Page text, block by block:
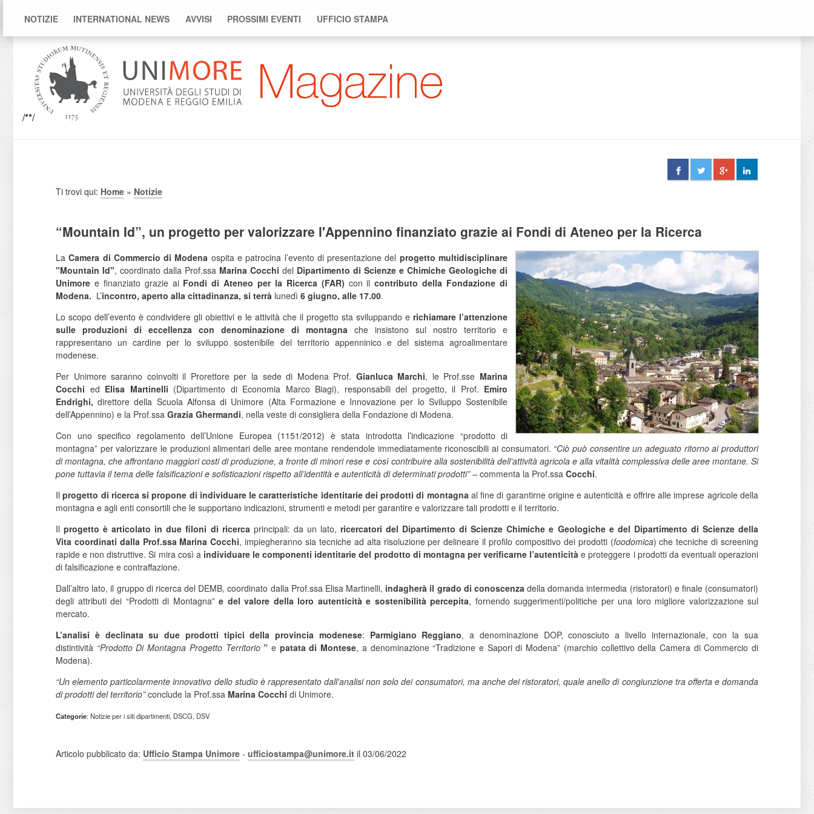
NOTIZIE INTERNATIONAL NEWS AVVISI PROSSIMI EVENTI UFFICIO STAMPA
/**/
Ti trovi qui: Home » Notizie
“Mountain Id”, un progetto per valorizzare l'Appennino finanziato grazie ai Fondi di Ateneo per la Ricerca
LaCamera di Commercio di Modena ospita e patrocina l’evento di presentazione del progetto multidisciplinare
"Mountain Id", coordinato dalla Prof.ssa Marina Cocchi del Dipartimento di Scienze e Chimiche Geologiche di
Unimore e finanziato grazie ai Fondi di Ateneo per la Ricerca (FAR) con ilcontributo della Fondazione di
Modena. L’incontro, aperto alla cittadinanza, si terrà lunedì 6 giugno, alle 17.00.
Lo scopo dell’evento è condividere gli obiettivi e le attività che il progetto sta sviluppando e richiamare l’attenzione
sulle produzioni di eccellenza con denominazione di montagna che insistono sul nostro territorio e
rappresentano un cardine per lo sviluppo sostenibile del territorio appenninico e del sistema agroalimentare
modenese.
Per Unimore saranno coinvolti il Prorettore per la sede di Modena Prof. Gianluca Marchi, le Prof.sse Marina
Cocchi ed Elisa Martinelli (Dipartimento di Economia Marco Biagi), responsabili del progetto, il Prof. Emiro
Endrighi,direttore della Scuola Alfonsa di Unimore (Alta Formazione e Innovazione per lo Sviluppo Sostenibile
dell’Appennino) e la Prof.ssa Grazia Ghermandi, nella veste di consigliera della Fondazione di Modena.
Con uno specifico regolamento dell’Unione Europea (1151/2012) è stata introdotta l’indicazione “prodotto di
montagna” per valorizzare le produzioni alimentari delle aree montane rendendole immediatamente riconoscibili ai consumatori. “Ciò può consentire un adeguato ritorno ai produttori
di montagna, che affrontano maggiori costi di produzione, a fronte di minori rese e così contribuire alla sostenibilità dell’attività agricola e alla vitalità complessiva delle aree montane. Si
pone tuttavia il tema delle falsificazioni e sofisticazioni rispetto all’identità e autenticità di determinati prodotti” – commenta la Prof.ssa Cocchi.
Ilprogetto di ricerca si propone di individuare le caratteristiche identitarie dei prodotti di montagnaal fine di garantirne origine e autenticità e offrire alle imprese agricole della
montagna e agli enti consortili che le supportano indicazioni, strumenti e metodi per garantire e valorizzare tali prodotti e il territorio.
Ilprogetto è articolato in due filoni di ricercaprincipali: da un lato,ricercatori del Dipartimento di Scienze Chimiche e Geologiche e del Dipartimento di Scienze della
Vita coordinati dalla Prof.ssa Marina Cocchi, impiegheranno sia tecniche ad alta risoluzione per delineare il profilo compositivo dei prodotti (foodomica) che tecniche di screening
rapide e non distruttive. Si mira così a individuare le componenti identitarie del prodotto di montagna per verificarne l’autenticità e proteggere i prodotti da eventuali operazioni
di falsificazione e contraffazione.
Dall’altro lato, il gruppo di ricerca del DEMB, coordinato dalla Prof.ssa Elisa Martinelli, indagherà il grado di conoscenzadella domanda intermedia (ristoratori) e finale (consumatori)
degli attributi dei “Prodotti di Montagna” e del valore della loro autenticità e sostenibilità percepita, fornendo suggerimenti/politiche per una loro migliore valorizzazione sul
mercato.
L’analisi è declinata su due prodotti tipici della provincia modenese: Parmigiano Reggiano, a denominazione DOP, conosciuto a livello internazionale, con la sua
distintività “Prodotto Di Montagna Progetto Territorio ” e patata di Montese, a denominazione “Tradizione e Sapori di Modena” (marchio collettivo della Camera di Commercio di
Modena).
“Un elemento particolarmente innovativo dello studio è rappresentato dall'analisi non solo dei consumatori, ma anche dei ristoratori, quale anello di congiunzione tra offerta e domanda
di prodotti del territorio”conclude la Prof.ssa Marina Cocchi di Unimore.
Categorie: Notizie per i siti dipartimenti, DSCG, DSV
Articolo pubblicato da: Ufficio Stampa Unimore - ufficiostampa@unimore.it il 03/06/2022